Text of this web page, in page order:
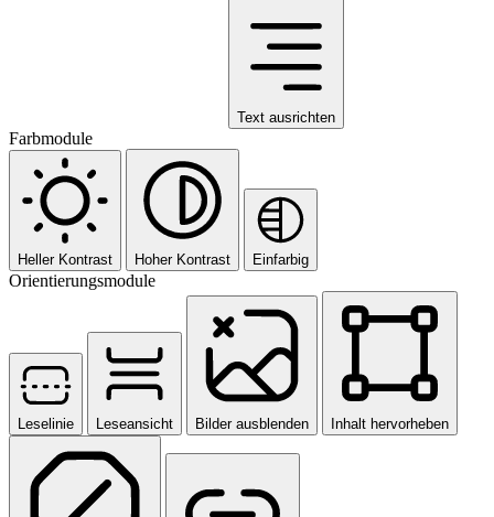
Text ausrichten
Farbmodule
Heller Kontrast Hoher Kontrast Einfarbig
Orientierungsmodule
Leselinie Leseansicht Bilder ausblenden Inhalt hervorheben